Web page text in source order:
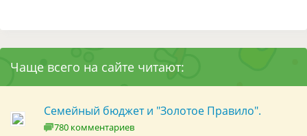
Чаще всего на сайте читают:
Семейный бюджет и "Золотое Правило".
780 комментариев